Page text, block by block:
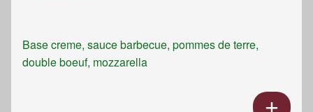
Base creme, sauce barbecue, pommes de terre,
double boeuf, mozzarella